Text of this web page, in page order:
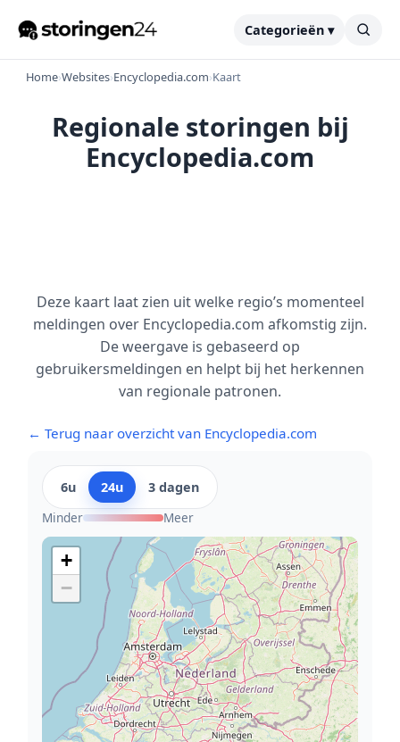
Categorieën ▾
Home›Websites›Encyclopedia.com›Kaart
Regionale storingen bij
Encyclopedia.com
Deze kaart laat zien uit welke regio’s momenteel
meldingen over Encyclopedia.com afkomstig zijn.
De weergave is gebaseerd op
gebruikersmeldingen en helpt bij het herkennen
van regionale patronen.
← Terug naar overzicht van Encyclopedia.com
6u 24u
3 dagen
Minder
Meer
+
−